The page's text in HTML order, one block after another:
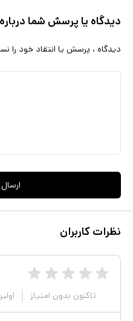
دیدگاه یا پرسش شما درباره
دیدگاه ، پرسش یا انتقاد خود را
نظرات کاربران
تاکنون بدون امتیاز